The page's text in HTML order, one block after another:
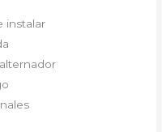
instalar